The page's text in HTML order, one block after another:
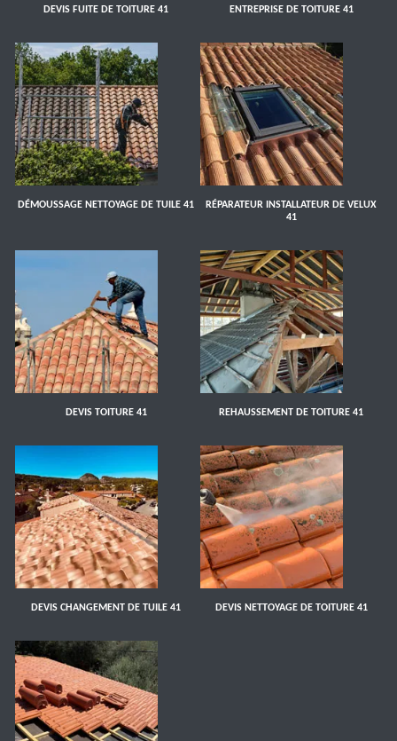
DEVIS FUITE DE TOITURE 41 ENTREPRISE DE TOITURE 41
DÉMOUSSAGE NETTOYAGE DE TUILE 41
RÉPARATEUR INSTALLATEUR DE VELUX
41
DEVIS TOITURE 41 REHAUSSEMENT DE TOITURE 41
DEVIS CHANGEMENT DE TUILE 41 DEVIS NETTOYAGE DE TOITURE 41